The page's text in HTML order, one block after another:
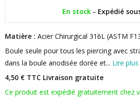
En stock - Expédié
Matière : Acier Chirurgical 316L (ASTM
Boule seule pour tous les piercing avec
dans la boule anodisée dorée et... Lire plus
4,50 € TTC Livraison gratuite
Ce produit est expédié gratuitement chez